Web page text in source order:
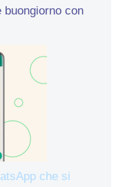
buongiorno con
che si